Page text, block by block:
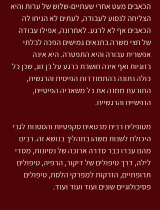
הכאבים מעט אחרי שעתיים-שלוש של ערות והיא
הצליחה לנסוע לעבודה, לעתים לא הניחו לה
הכאבים אף לא לרגע. לאחרונה, אפילו עבודה
של חצי משרה בתנאים גמישים הפכה לבלתי
אפשרית עבורה והיא התפטרה. היא אינה
בזוגיות ואף אינה חושבת כרגע על בן זוג, שכן כל
כולה נתונה בהתמודדות הפיסית והרגשית,
התובעת ממנה את כל משאביה הפיסיים,
הנפשיים והרגשיים.
מטופלים רבים מבטאים סקפטיות והססנות לגבי
היכולת לשנות משהו בתהליך בנושא זה. רבים
מהם עברו כבר סדרה ארוכה של נסיונות, מסדי
לילה, דרך טיפולים של דיקור, הרפיה, טיפולים
תרופתיים, הזרקות למפרקי הלסת, טיפולים
פסיכולוגיים שונים ועוד ועוד ועוד.